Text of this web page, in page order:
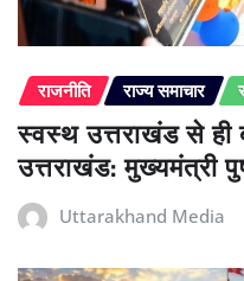
राजनीति राज्य समाचार
स्वस्थ उत्तराखंड से
उत्तराखंड: मुख्यमंत्री
Uttarakhand Media